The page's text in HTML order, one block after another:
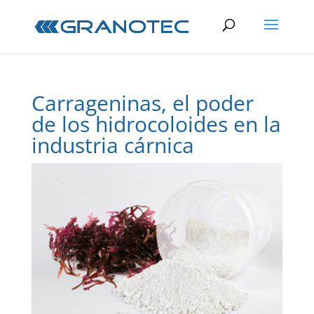
Carrageninas, el poder
de los hidrocoloides en la
industria cárnica